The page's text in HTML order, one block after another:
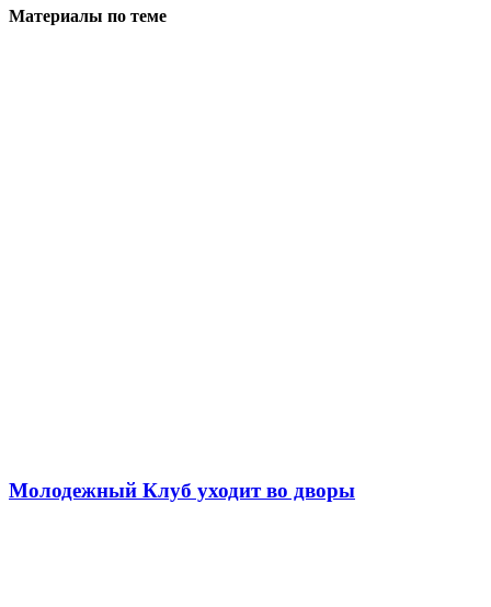
Материалы по теме
Молодежный Клуб уходит во дворы